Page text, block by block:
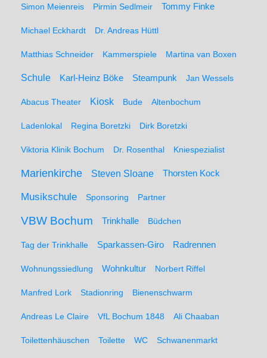
Simon Meienreis Pirmin Sedlmeir Tommy Finke
Michael Eckhardt Dr. Andreas Hüttl
Matthias Schneider Kammerspiele Martina van Boxen
Schule Karl-Heinz Böke Steampunk Jan Wessels
Abacus Theater Kiosk Bude Altenbochum
Ladenlokal Regina Boretzki Dirk Boretzki
Viktoria Klinik Bochum Dr. Rosenthal Kniespezialist
Marienkirche Steven Sloane Thorsten Kock
Musikschule Sponsoring Partner
VBW Bochum Trinkhalle Büdchen
Tag der Trinkhalle Sparkassen-Giro Radrennen
Wohnungssiedlung Wohnkultur Norbert Riffel
Manfred Lork Stadionring Bienenschwarm
Andreas Le Claire VfL Bochum 1848 Ali Chaaban
Toilettenhäuschen Toilette WC Schwanenmarkt